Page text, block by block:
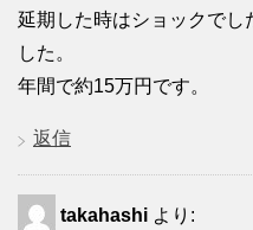
延期した時はショックでし
した。
年間で約15万円です。
返信
takahashi より: